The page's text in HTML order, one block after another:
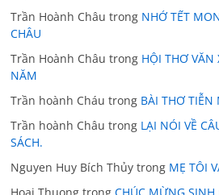
Trần Hoành Châu trong NHỚ TẾT
CHÂU
Trần Hoành Châu trong HỘI THƠ VĂN
NĂM
Trần hoành Cháu trong BÀI THƠ TIỄN
Trần hoành Châu trong LẠI NÓI VỀ
SÁCH.
Nguyen Huy Bích Thủy trong MẸ TÔI
Hoai Thuong trongCHÚC MỪNG